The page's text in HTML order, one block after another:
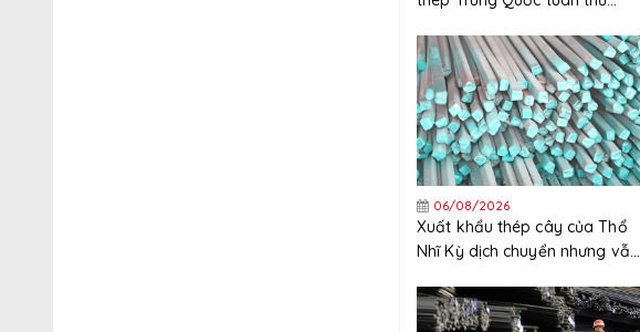
xuất khẩu
06/08/2026
Xuất khẩu thép cây của Thổ
Nhĩ Kỳ dịch chuyển nhưng vẫn
năm